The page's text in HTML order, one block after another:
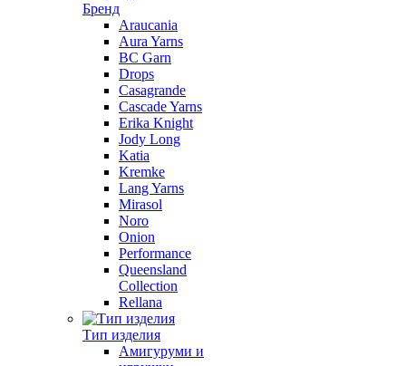
Бренд
Araucania
Aura Yarns
BC Garn
Drops
Casagrande
Cascade Yarns
Erika Knight
Jody Long
Katia
Kremke
Lang Yarns
Mirasol
Noro
Onion
Performance
Queensland
Collection
Rellana
Тип изделия
Амигуруми и